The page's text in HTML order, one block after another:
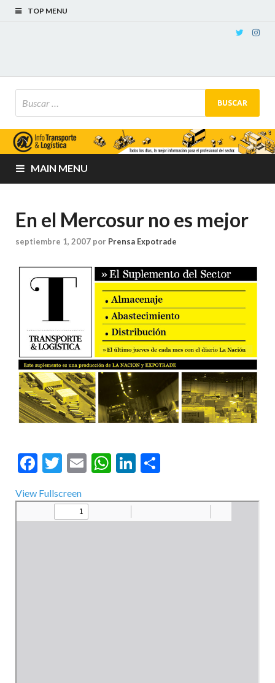
TOP MENU
MAIN MENU
En el Mercosur no es mejor
septiembre 1, 2007 por Prensa Expotrade
Facebook
Twitter
EmailWhatsApp
LinkedIn
View Fullscreen